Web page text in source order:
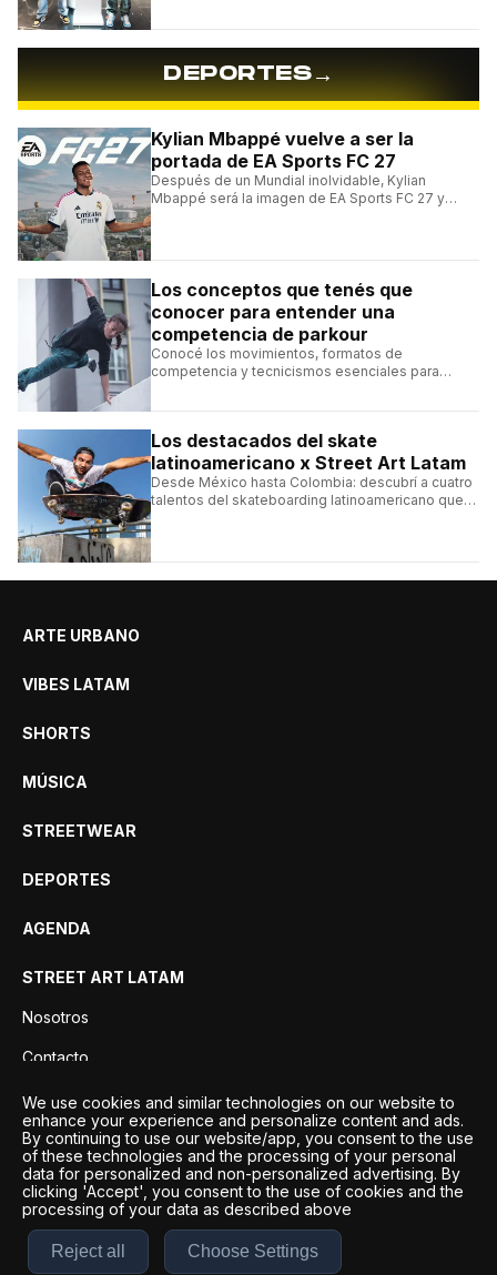
DEPORTES→
Kylian Mbappé vuelve a ser la
portada de EA Sports FC 27
Después de un Mundial inolvidable, Kylian
Mbappé será la imagen de EA Sports FC 27 y
Los conceptos que tenés que
conocer para entender una
competencia de parkour
Conocé los movimientos, formatos de
competencia y tecnicismos esenciales para
Los destacados del skate
latinoamericano x Street Art Latam
Desde México hasta Colombia: descubrí a cuatro
talentos del skateboarding latinoamericano que
ARTE URBANO
VIBES LATAM
SHORTS
MÚSICA
STREETWEAR
DEPORTES
AGENDA
STREET ART LATAM
Nosotros
Contacto
Privacidad
We use cookies and similar technologies on our website to
enhance your experience and personalize content and ads.
By continuing to use our website/app, you consent to the use
of these technologies and the processing of your personal
data for personalized and non-personalized advertising. By
clicking 'Accept', you consent to the use of cookies and the
processing of your data as described above
Reject all Choose Settings